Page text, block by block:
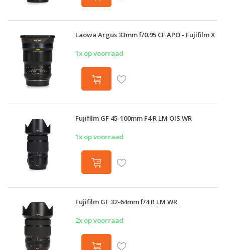
Laowa Argus 33mm f/0.95 CF APO - Fujifilm X
1x op voorraad
Fujifilm GF 45-100mm F4 R LM OIS WR
1x op voorraad
Fujifilm GF 32-64mm f/4 R LM WR
2x op voorraad